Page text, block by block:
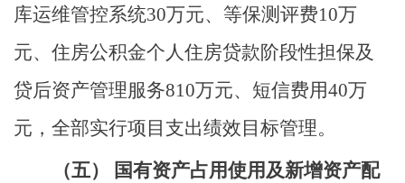
库运维管控系统30万元、等保测评费10万
元、住房公积金个人住房贷款阶段性担保及
贷后资产管理服务810万元、短信费用40万
元，全部实行项目支出绩效目标管理。
（五）
国有资产占用使用及新增资产配